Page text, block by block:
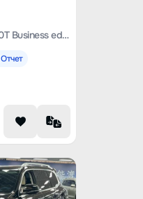
Tank 500 2022 model 3.0T Business edition landscape-making 5-seater
Отчет